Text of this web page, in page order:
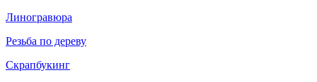
Линогравюра
Резьба по дереву
Скрапбукинг